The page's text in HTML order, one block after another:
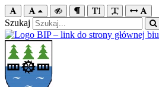
Szukaj